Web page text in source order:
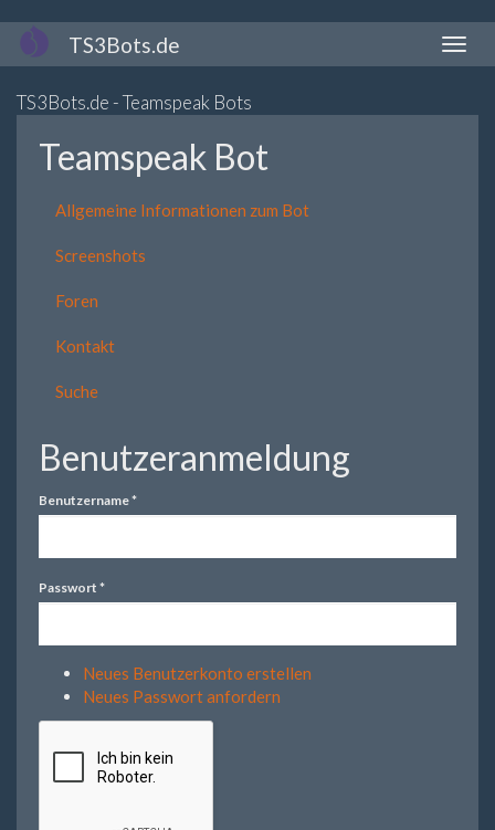
Direkt
zum
TS3Bots.de
TS3Bots.de - Teamspeak Bots
Teamspeak Bot
Allgemeine Informationen zum Bot
Screenshots
Foren
Kontakt
Suche
Benutzeranmeldung
Benutzername*
Passwort *
Neues Benutzerkonto erstellen
Neues Passwort anfordern